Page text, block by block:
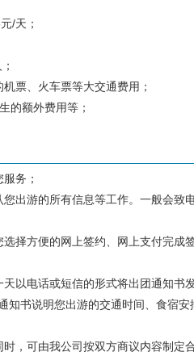
/天；
票、火车票等大交通费用；
的额外费用等；
务；
出游的所有信息等工作。一般会致
择方便的网上签约、网上支付完成
以电话或短信的形式将出团通知书
知书说明您出游的交通时间、食宿
，可由我公司按双方商议内容制定